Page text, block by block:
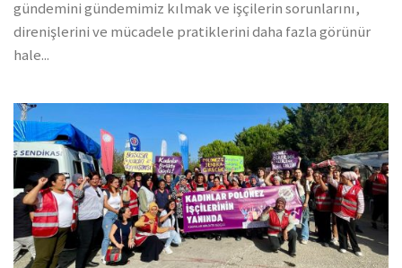
gündemini gündemimiz kılmak ve işçilerin sorunlarını,
direnişlerini ve mücadele pratiklerini daha fazla görünür
hale...